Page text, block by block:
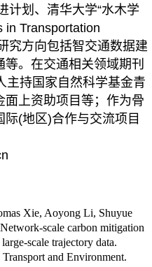
计划、清华大学“水木学
in Transportation
究方向包括智交通数据建
。在交通相关领域期刊
主持国家自然科学基金青
上资助项目等；作为骨
(地区)合作与交流项目
Xie, Aoyong Li, Shuyue
scale carbon mitigation
scale trajectory data.
and Environment.